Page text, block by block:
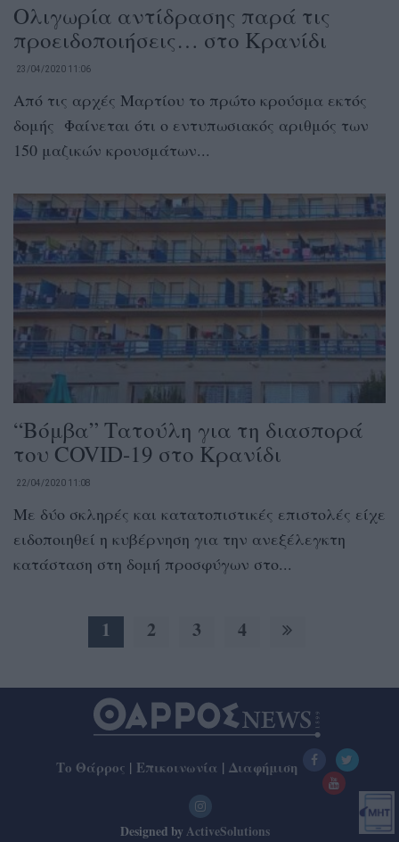
Ολιγωρία αντίδρασης παρά τις
προειδοποιήσεις… στο Κρανίδι
23/04/2020 11:06
Από τις αρχές Μαρτίου το πρώτο κρούσμα εκτός
δομής Φαίνεται ότι ο εντυπωσιακός αριθμός των
150 μαζικών κρουσμάτων...
“Βόμβα” Τατούλη για τη διασπορά
του COVID-19 στο Κρανίδι
22/04/2020 11:08
Με δύο σκληρές και κατατοπιστικές επιστολές είχε
ειδοποιηθεί η κυβέρνηση για την ανεξέλεγκτη
κατάσταση στη δομή προσφύγων στο...
1 2 3 4
Το Θάρρος | Επικοινωνία | Διαφήμιση
Designed by ActiveSolutions